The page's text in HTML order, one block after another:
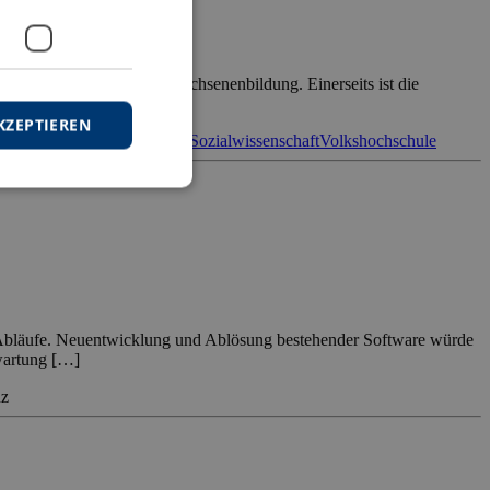
dies auch für die Erwachsenenbildung. Einerseits ist die
[…]
Seniorenbildung SozialwissenschaftVolkshochschule
Neuentwicklung und Ablösung bestehender Software würde
[…]